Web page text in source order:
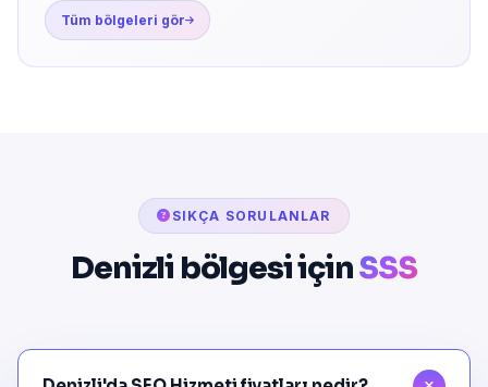
Tüm bölgeleri gör
SIKÇA SORULANLAR
Denizli bölgesi içinSSS